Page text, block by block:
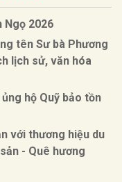
Ngọ 2026
tên Sư bà Phương
lịch sử, văn hóa
hộ Quỹ bảo tồn
với thương hiệu du
- Quê hương